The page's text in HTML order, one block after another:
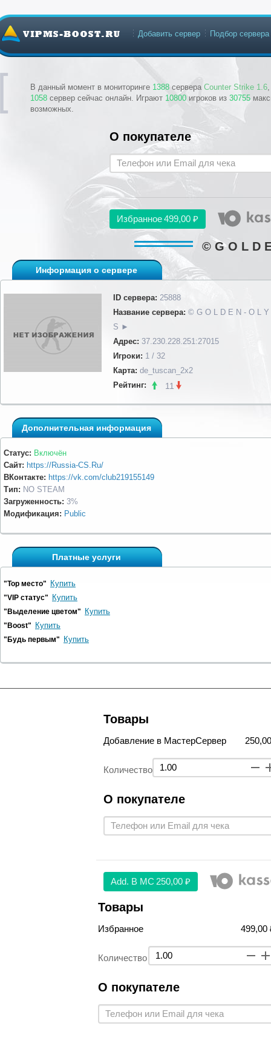
В данный момент в мониторинге 1388 сервера Counter Strike 1.6
1058 сервер сейчас онлайн. Играют 10800 игроков из 30755
возможных.
Добавить сервер Подбор сервера
О покупателе
Избранное499,00 ₽
© G O L D
Информация о сервере
ID сервера: 25888
Название сервера: © G O L D E N - O L Y
S ►
Адрес: 37.230.228.251:27015
Игроки: 1 / 32
Карта: de_tuscan_2x2
Рейтинг:
11
Дополнительная информация
Статус: Включён
Сайт: https://Russia-CS.Ru/
ВКонтакте: https://vk.com/club219155149
Тип: NO STEAM
Загруженность: 3%
Модификация: Public
Платные услуги
"Top место" Купить
"VIP статус" Купить
"Выделение цветом" Купить
"Boost" Купить
"Будь первым" Купить
Товары
Добавление в МастерСервер
Количество
О покупателе
Аdd. В МС 250,00 ₽
Товары
Избранное 499,00
Количество
О покупателе